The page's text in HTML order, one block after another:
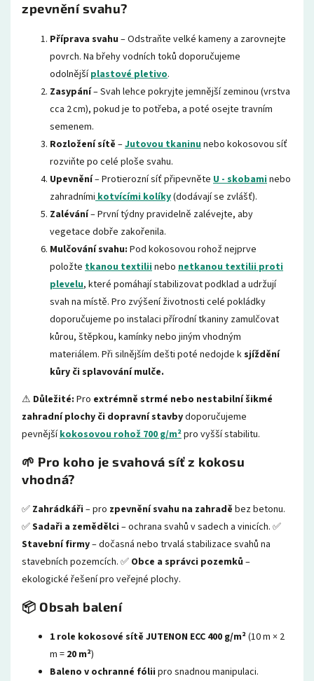
zpevnění svahu?
Příprava svahu – Odstraňte velké kameny a zarovnejte
povrch. Na břehy vodních toků doporučujeme
odolnějšíplastové pletivo.
Zasypání– Svah lehce pokryjte jemnější zeminou (vrstva
cca 2 cm), pokud je to potřeba, a poté osejte travním
semenem.
Rozložení sítě –Jutovou tkaninu nebo kokosovou síť
rozviňte po celé ploše svahu.
Upevnění– Protierozní síť připevněte U - skobami nebo
zahradními kotvícími kolíky(dodávají se zvlášť).
Zalévání– První týdny pravidelně zalévejte, aby
vegetace dobře zakořenila.
Mulčování svahu: Pod kokosovou rohož nejprve
položte tkanou textilii nebo netkanou textilii proti
plevelu, které pomáhají stabilizovat podklad a udržují
svah na místě. Pro zvýšení životnosti celé pokládky
doporučujeme po instalaci přírodní tkaniny zamulčovat
kůrou, štěpkou, kamínky nebo jiným vhodným
materiálem. Při silnějším dešti poté nedojde ksjíždění
kůry či splavování mulče.
⚠ Důležité: Pro extrémně strmé nebo nestabilní šikmé
zahradní plochy či dopravní stavbydoporučujeme
pevnějšíkokosovou rohož 700 g/m²pro vyšší stabilitu.
🌱 Pro koho je svahová síť z kokosu
vhodná?
✅ Zahrádkáři – pro zpevnění svahu na zahradě bez betonu.
✅Sadaři a zemědělci – ochrana svahů v sadech a vinicích. ✅
Stavební firmy– dočasná nebo trvalá stabilizace svahů na
stavebních pozemcích. ✅ Obce a správci pozemků –
ekologické řešení pro veřejné plochy.
📦 Obsah balení
1 role kokosové sítě JUTENON ECC 400 g/m²(10 m × 2
m = 20 m²)
Baleno v ochranné fólii pro snadnou manipulaci.